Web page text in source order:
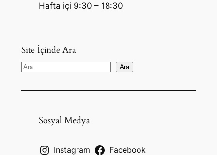
Hafta içi 9:30 – 18:30
Site İçinde Ara
S
a
Ara
Sosyal Medya
Instagram Facebook